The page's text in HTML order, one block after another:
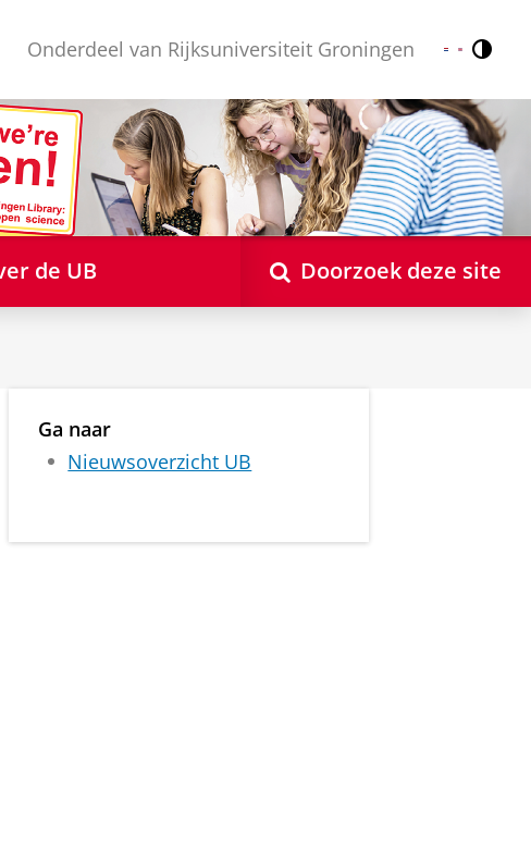
Onderdeel van Rijksuniversiteit Groningen Nederlands
English
de UB Doorzoek deze site
Ga naar
Nieuwsoverzicht UB